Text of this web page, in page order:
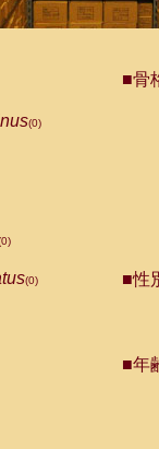
(0)
(0)
■骨
■性
■年